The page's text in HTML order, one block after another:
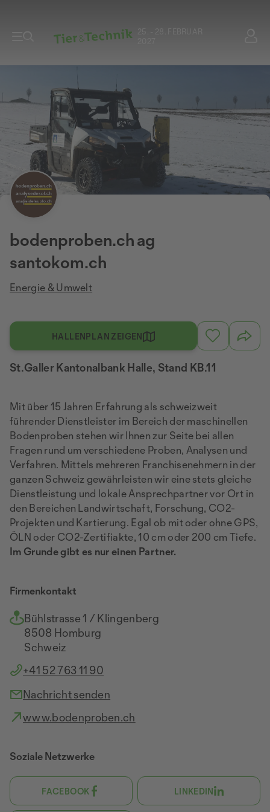
25. - 28. FEBRUAR
bodenproben.ch ag
santokom.ch
Energie & Umwelt
HALLENPLAN ZEIGEN
St.Galler Kantonalbank Halle, Stand KB.11
Mit über 15 Jahren Erfahrung als schweizweit
führender Dienstleister im Bereich der maschinellen
Bodenproben stehen wir Ihnen zur Seite bei allen
Fragen rund um verschiedene Proben, Analysen und
Verfahren. Mittels mehreren Franchisenehmern in der
ganzen Schweiz gewährleisten wir eine stets gleiche
Dienstleistung und lokale Ansprechpartner vor Ort in
den Bereichen Landwirtschaft, Forschung, CO2-
Projekten und Kartierung. Egal ob mit oder ohne GPS,
ÖLN oder CO2-Zertifiakte, 10 cm oder 200 cm Tiefe.
Im Grunde gibt es nur einen Partner.
Firmenkontakt
Bühlstrasse 1 / Klingenberg
8508 Homburg
Schweiz
+41 52 763 11 90
Nachricht senden
www.bodenproben.ch
Soziale Netzwerke
FACEBOOK LINKEDIN